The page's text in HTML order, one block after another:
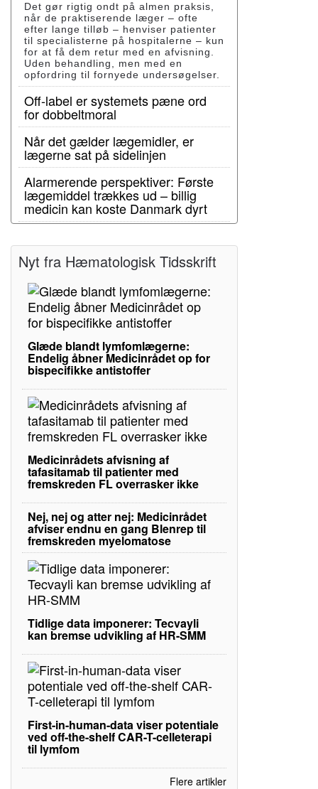
Det gør rigtig ondt på almen praksis,
når de praktiserende læger – ofte
efter lange tilløb – henviser patienter
til specialisterne på hospitalerne – kun
for at få dem retur med en afvisning.
Uden behandling, men med en
opfordring til fornyede undersøgelser.
Off-label er systemets pæne ord
for dobbeltmoral
Når det gælder lægemidler, er
lægerne sat på sidelinjen
Alarmerende perspektiver: Første
lægemiddel trækkes ud – billig
medicin kan koste Danmark dyrt
Nyt fra Hæmatologisk Tidsskrift
Glæde blandt lymfomlægerne:
Endelig åbner Medicinrådet op for
bispecifikke antistoffer
Medicinrådets afvisning af
tafasitamab til patienter med
fremskreden FL overrasker ikke
Nej, nej og atter nej: Medicinrådet
afviser endnu en gang Blenrep til
fremskreden myelomatose
Tidlige data imponerer: Tecvayli
kan bremse udvikling af HR-SMM
First-in-human-data viser potentiale
ved off-the-shelf CAR-T-celleterapi
til lymfom
Flere artikler